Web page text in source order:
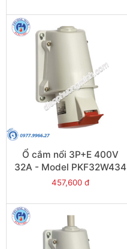
Ổ cắm nổi 3P+E 400V
32A - Model PKF32W434
457,600 đ